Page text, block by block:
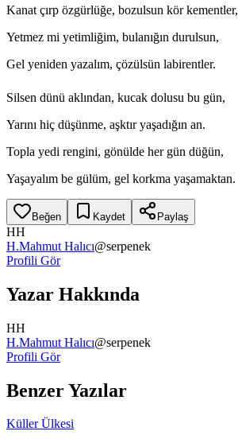
Kanat çırp özgürlüğe, bozulsun kör kementler,
Yetmez mi yetimliğim, bulanığın durulsun,
Gel yeniden yazalım, çözülsün labirentler.
Silsen dünü aklından, kucak dolusu bu gün,
Yarını hiç düşünme, aşktır yaşadığın an.
Topla yedi rengini, gönülde her gün düğün,
Yaşayalım be gülüm, gel korkma yaşamaktan.
Beğen Kaydet Paylaş
HH
H.Mahmut Halıcı@serpenek
Profili Gör
Yazar Hakkında
HH
H.Mahmut Halıcı@serpenek
Profili Gör
Benzer Yazılar
Küller Ülkesi